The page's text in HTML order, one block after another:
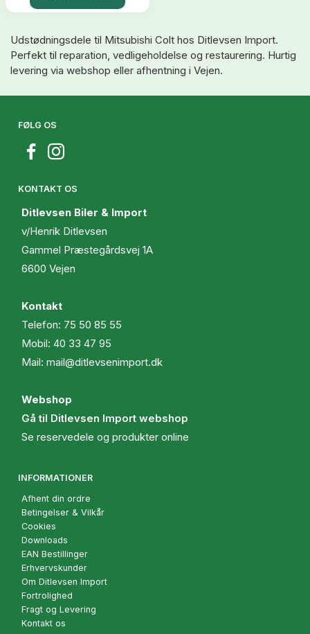
Udstødningsdele til Mitsubishi Colt hos Ditlevsen Import.
Perfekt til reparation, vedligeholdelse og restaurering. Hurtig
levering via webshop eller afhentning i Vejen.
FØLG OS
KONTAKT OS
Ditlevsen Biler & Import
v/Henrik Ditlevsen
Gammel Præstegårdsvej 1A
6600 Vejen
Kontakt
Telefon: 75 50 85 55
Mobil: 40 33 47 95
Mail: mail@ditlevsenimport.dk
Webshop
Gå til Ditlevsen Import webshop
Se reservedele og produkter online
INFORMATIONER
Afhent din ordre
Betingelser & Vilkår
Cookies
Downloads
EAN Bestillinger
Erhvervskunder
Om Ditlevsen Import
Fortrolighed
Fragt og Levering
Kontakt os